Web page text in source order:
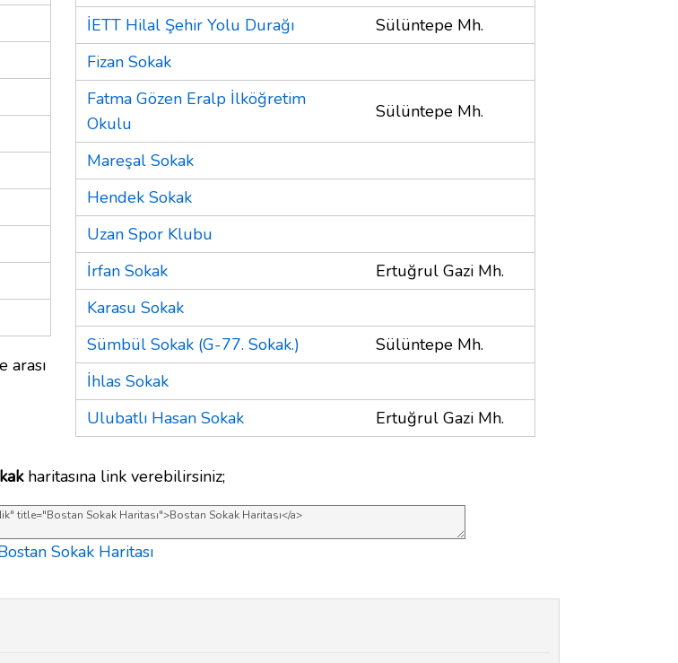
arası
İETT Hilal Şehir Yolu Durağı
Sülüntepe Mh.
Fizan Sokak
Fatma Gözen Eralp İlköğretim
Okulu
Sülüntepe Mh.
Mareşal Sokak
Hendek Sokak
Uzan Spor Klubu
İrfan Sokak
Ertuğrul Gazi Mh.
Karasu Sokak
Sümbül Sokak (G-77. Sokak.)
Sülüntepe Mh.
İhlas Sokak
Ulubatlı Hasan Sokak
Ertuğrul Gazi Mh.
haritasına link verebilirsiniz;
Sokak Haritası